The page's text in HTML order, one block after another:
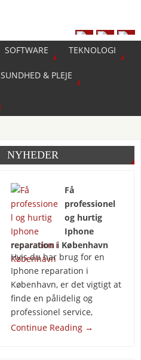
SOFTWARE TEKNOLOGI
SUNDHED & PLEJE
NYHEDER
Få
professionel
og hurtig
Iphone
reparation i København
Hvis du har brug for en
Iphone reparation i
København, er det vigtigt at
finde en pålidelig og
professionel service,
Continue Reading →